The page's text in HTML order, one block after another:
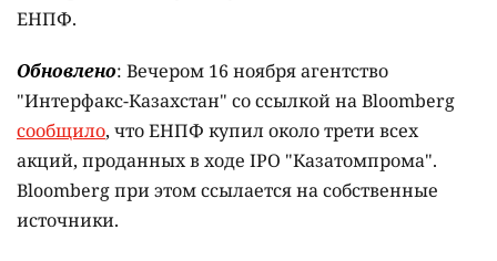
ЕНПФ.
Обновлено: Вечером 16 ноября агентство
"Интерфакс-Казахстан" со ссылкой на Bloomberg
сообщило, что ЕНПФ купил около трети всех
акций, проданных в ходе IPO "Казатомпрома".
Bloomberg при этом ссылается на собственные
источники.